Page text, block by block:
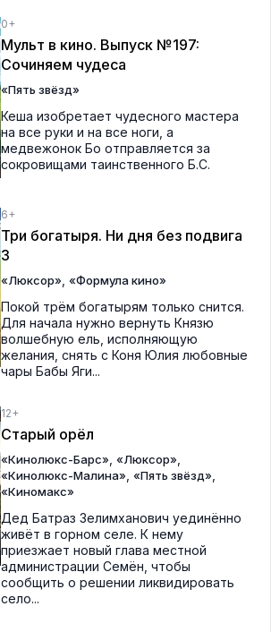
0+
Мульт в кино. Выпуск №197:
Сочиняем чудеса
«Пять звёзд»
Кеша изобретает чудесного мастера
на все руки и на все ноги, а
медвежонок Бо отправляется за
сокровищами таинственного Б.С.
6+
Три богатыря. Ни дня без подвига
3
«Люксор» «Формула кино»
Покой трём богатырям только снится.
Для начала нужно вернуть Князю
волшебную ель, исполняющую
желания, снять с Коня Юлия любовные
чары Бабы Яги...
12+
Старый орёл
«Кинолюкс-Барс» «Люксор»
«Кинолюкс-Малина» «Пять звёзд»
«Киномакс»
Дед Батраз Зелимханович уединённо
живёт в горном селе. К нему
приезжает новый глава местной
администрации Семён, чтобы
сообщить о решении ликвидировать
село...